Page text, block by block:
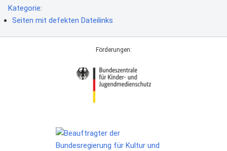
Kategorie:
Seiten mit defekten Dateilinks
Förderungen: